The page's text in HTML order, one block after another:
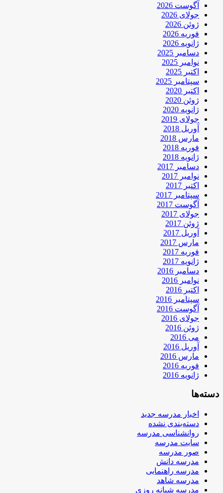
آگوست 2026
جولای 2026
ژوئن 2026
فوریه 2026
ژانویه 2026
دسامبر 2025
نوامبر 2025
اکتبر 2025
سپتامبر 2025
اکتبر 2020
ژوئن 2020
ژانویه 2020
جولای 2019
آوریل 2018
مارس 2018
فوریه 2018
ژانویه 2018
دسامبر 2017
نوامبر 2017
اکتبر 2017
سپتامبر 2017
آگوست 2017
جولای 2017
ژوئن 2017
آوریل 2017
مارس 2017
فوریه 2017
ژانویه 2017
دسامبر 2016
نوامبر 2016
اکتبر 2016
سپتامبر 2016
آگوست 2016
جولای 2016
ژوئن 2016
می 2016
آوریل 2016
مارس 2016
فوریه 2016
ژانویه 2016
دسته‌ها
اخبار مدرسه جدید
دسته‌بندی نشده
روانشناسی مدرسه
سایت مدرسه
صور مدرسه
مدرسه دانش
مدرسه راهنمایی
مدرسه شاهد
مدرسه شبانه روزی